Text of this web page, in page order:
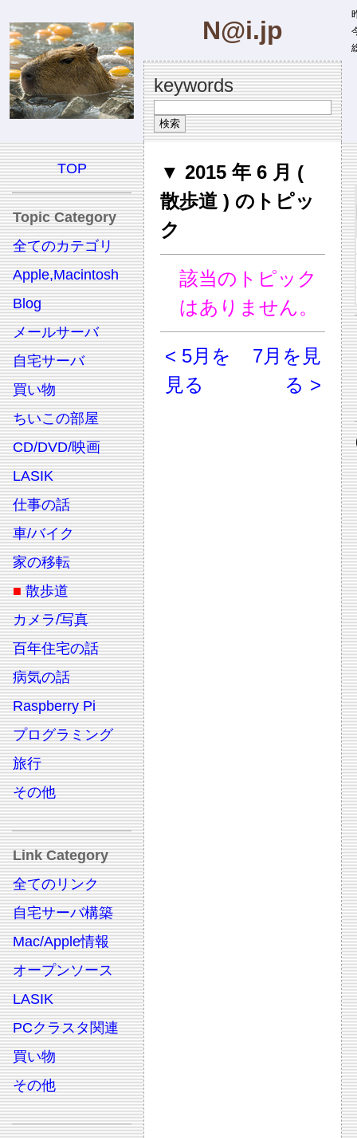
N@i.jp
keywords
TOP
Topic Category
全てのカテゴリ
Apple,Macintosh
Blog
メールサーバ
自宅サーバ
買い物
ちいこの部屋
CD/DVD/映画
LASIK
仕事の話
車/バイク
家の移転
■ 散歩道
カメラ/写真
百年住宅の話
病気の話
Raspberry Pi
プログラミング
旅行
その他
Link Category
全てのリンク
自宅サーバ構築
Mac/Apple情報
オープンソース
LASIK
PCクラスタ関連
買い物
その他
▼ 2015 年 6 月 (
散歩道 ) のトピッ
ク
該当のトピック
はありません。
< 5月を
見る
7月を見
る >